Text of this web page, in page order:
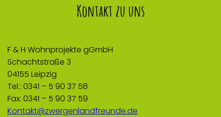
Kontakt zu uns
F & H Wohnprojekte gGmbH
Schachtstraße 3
04155 Leipzig
Tel.: 0341 – 5 90 37 58
Fax: 0341 – 5 90 37 59
Kontakt@zwergenlandfreunde.de